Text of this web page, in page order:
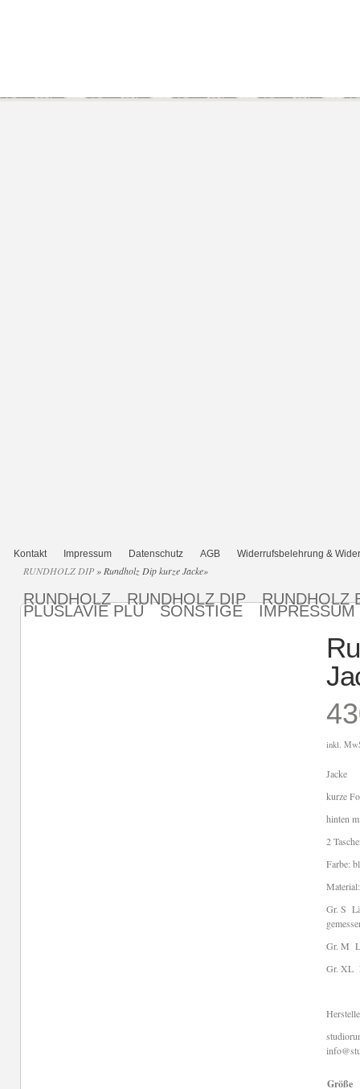
Kontakt Impressum Datenschutz AGB Widerrufsbelehrung &
RUNDHOLZ RUNDHOLZ DIP RUNDHOLZ
PLUSLAVIE PLÜ SONSTIGE IMPRESSUM
RUNDHOLZ DIP »Rundholz Dip kurze Jacke»
inkl.
Jacke
kurze
hinten
2
Farbe:
Gr. S
Gr. M
Gr. XL
Größe